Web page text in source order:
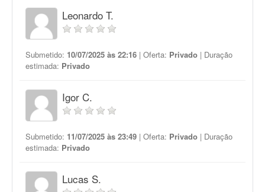
Leonardo T.
Submetido: 10/07/2025 às 22:16 | Oferta: Privado | Duração
estimada: Privado
Igor C.
Submetido: 11/07/2025 às 23:49 | Oferta: Privado | Duração
estimada: Privado
Lucas S.